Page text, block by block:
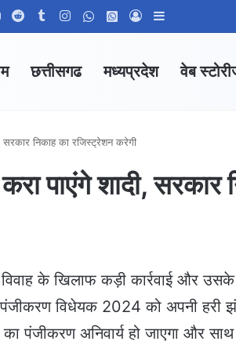
YouTubeRedditTumblrInstagramWhatsApp Channel
WhatsApp Group
Log In
छत्तीसगढ मध्यप्रदेश वेब
निकाह का रजिस्ट्रेशन करेगी
पाएंगे शादी, सरकार
विवाह के खिलाफ कड़ी कार्रवाई और
पंजीकरण विधेयक 2024 को अपनी हरी
का पंजीकरण अनिवार्य हो जाएगा और